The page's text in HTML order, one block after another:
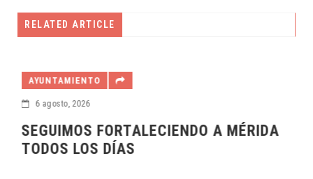
RELATED ARTICLE
AYUNTAMIENTO
6 agosto, 2026
SEGUIMOS FORTALECIENDO A MÉRIDA
TODOS LOS DÍAS